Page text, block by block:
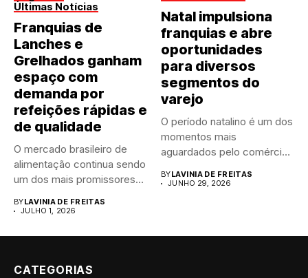
Últimas Notícias
Franquias de
Lanches e
Grelhados ganham
espaço com
demanda por
refeições rápidas e
de qualidade
O mercado brasileiro de
alimentação continua sendo
um dos mais promissores
BYLAVINIA DE FREITAS
JULHO 1, 2026
Natal impulsiona
franquias e abre
oportunidades
para diversos
segmentos do
varejo
O período natalino é um dos
momentos mais
aguardados pelo comércio
BYLAVINIA DE FREITAS
JUNHO 29, 2026
CATEGORIAS